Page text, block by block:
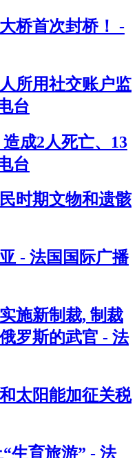
桥首次封桥！ -
所用社交账户监
台
成2人死亡、13
台
时期文物和遗骸
- 法国国际广播
施新制裁, 制裁
罗斯的武官 - 法
太阳能加征关税
生育旅游” - 法